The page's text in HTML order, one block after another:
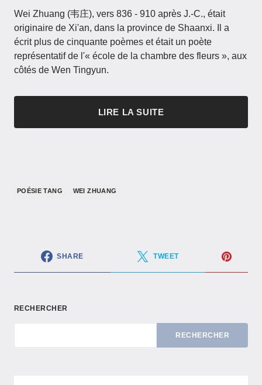
Wei Zhuang (韦庄), vers 836 - 910 après J.-C., était
originaire de Xi'an, dans la province de Shaanxi. Il a
écrit plus de cinquante poèmes et était un poète
représentatif de l'« école de la chambre des fleurs », aux
côtés de Wen Tingyun.
LIRE LA SUITE
POÉSIE TANG WEI ZHUANG
SHARE TWEET
RECHERCHER
RECHERCHER